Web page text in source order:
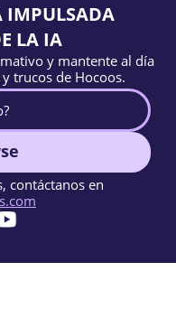
IMPULSADA
LA IA
y mantente al día
trucos de Hocoos.
contáctanos en